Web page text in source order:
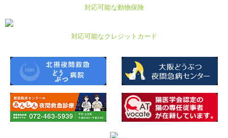
対応可能な動物保険
対応可能なクレジットカード